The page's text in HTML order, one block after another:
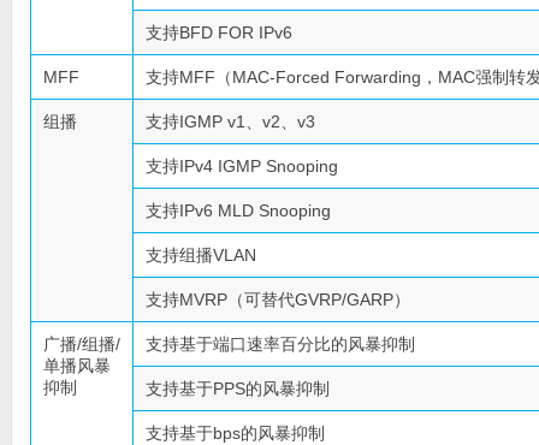
支持BFD FOR IPv6
MFF 支持MFF（MAC-Forced Forwarding，MAC强制转
组播 支持IGMP v1、v2、v3
支持IPv4 IGMP Snooping
支持IPv6 MLD Snooping
支持组播VLAN
支持MVRP（可替代GVRP/GARP）
广播/组播/
单播风暴
抑制
支持基于端口速率百分比的风暴抑制
支持基于PPS的风暴抑制
支持基于bps的风暴抑制